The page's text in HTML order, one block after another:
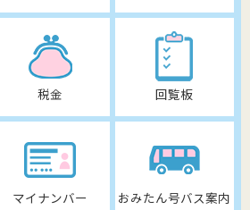
税金 回覧板
マイナンバー おみたん号バス案内